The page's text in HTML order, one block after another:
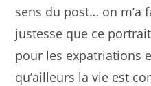
sens du post… on m’a
justesse que ce
pour les expatriations
qu’ailleurs la vie est